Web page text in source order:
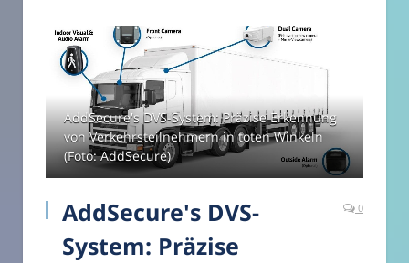
AddSecure's DVS-System: Präzise Erkennung
von Verkehrsteilnehmern in toten Winkeln
(Foto: AddSecure)
AddSecure's DVS-
System: Präzise
0